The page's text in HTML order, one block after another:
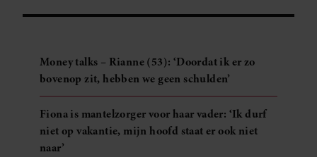
Money talks – Rianne (53): ‘Doordat ik er zo
bovenop zit, hebben we geen schulden’
Fiona is mantelzorger voor haar vader: ‘Ik durf
niet op vakantie, mijn hoofd staat er ook niet
naar’